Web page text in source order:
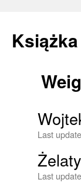
content
Last
Last